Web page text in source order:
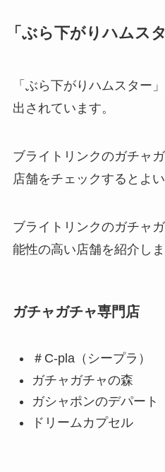
「ぶら下がりハムス
「ぶら下がりハムスター
出されています。
ブライトリンクのガチャ
店舗をチェックするとよい
ブライトリンクのガチャ
能性の高い店舗を紹介しま
ガチャガチャ専門店
＃C-pla（シープラ）
ガチャガチャの森
ガシャポンのデパート
ドリームカプセル